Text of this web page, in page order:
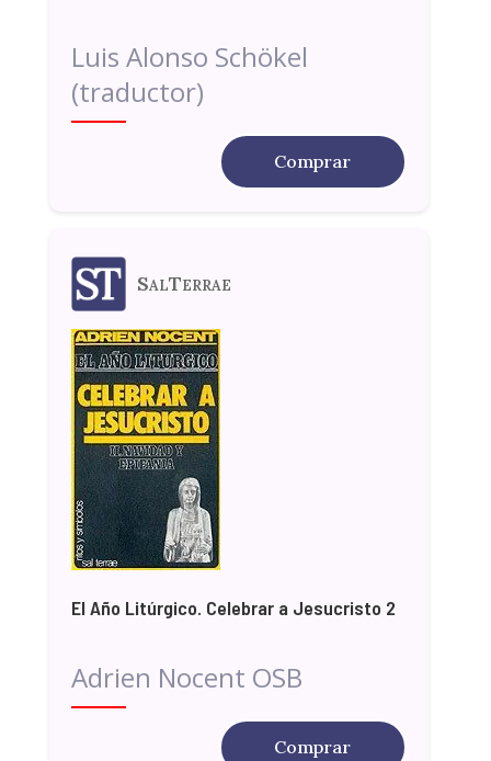
Luis Alonso Schökel
(traductor)
Comprar
SalTerrae
El Año Litúrgico. Celebrar a Jesucristo 2
Adrien Nocent OSB
Comprar